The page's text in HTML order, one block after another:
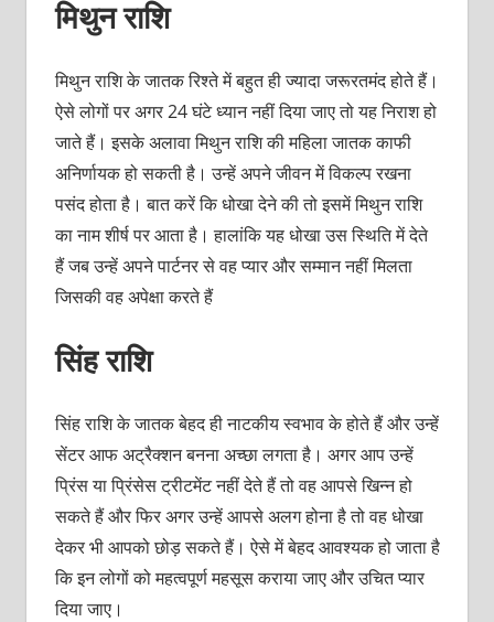
मिथुन राशि
मिथुन राशि के जातक रिश्ते में बहुत ही ज्यादा जरूरतमंद होते हैं।
ऐसे लोगों पर अगर 24 घंटे ध्यान नहीं दिया जाए तो यह निराश हो
जाते हैं। इसके अलावा मिथुन राशि की महिला जातक काफी
अनिर्णायक हो सकती है। उन्हें अपने जीवन में विकल्प रखना
पसंद होता है। बात करें कि धोखा देने की तो इसमें मिथुन राशि
का नाम शीर्ष पर आता है। हालांकि यह धोखा उस स्थिति में देते
हैं जब उन्हें अपने पार्टनर से वह प्यार और सम्मान नहीं मिलता
जिसकी वह अपेक्षा करते हैं
सिंह राशि
सिंह राशि के जातक बेहद ही नाटकीय स्वभाव के होते हैं और उन्हें
सेंटर आफ अट्रैक्शन बनना अच्छा लगता है। अगर आप उन्हें
प्रिंस या प्रिंसेस ट्रीटमेंट नहीं देते हैं तो वह आपसे खिन्न हो
सकते हैं और फिर अगर उन्हें आपसे अलग होना है तो वह धोखा
देकर भी आपको छोड़ सकते हैं। ऐसे में बेहद आवश्यक हो जाता है
कि इन लोगों को महत्वपूर्ण महसूस कराया जाए और उचित प्यार
दिया जाए।